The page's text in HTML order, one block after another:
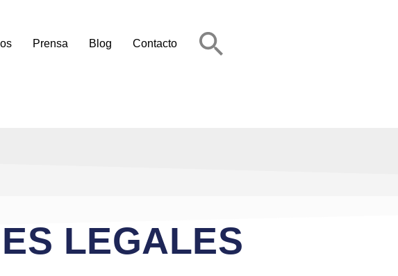
Prensa Blog Contacto
LEGALES